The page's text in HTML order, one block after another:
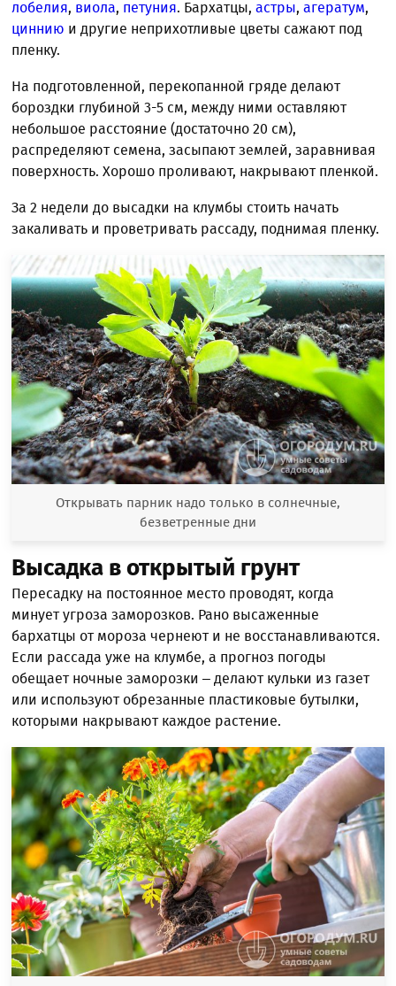
лобелия, виола, петуния. Бархатцы,астры,агератум,
циннию и другие неприхотливые цветы сажают под
пленку.
На подготовленной, перекопанной гряде делают
бороздки глубиной 3-5 см, между ними оставляют
небольшое расстояние (достаточно 20 см),
распределяют семена, засыпают землей, заравнивая
поверхность. Хорошо проливают, накрывают пленкой.
За 2 недели до высадки на клумбы стоить начать
закаливать и проветривать рассаду, поднимая пленку.
Открывать парник надо только в солнечные,
безветренные дни
Высадка в открытый грунт
Пересадку на постоянное место проводят, когда
минует угроза заморозков. Рано высаженные
бархатцы от мороза чернеют и не восстанавливаются.
Если рассада уже на клумбе, а прогноз погоды
обещает ночные заморозки – делают кульки из газет
или используют обрезанные пластиковые бутылки,
которыми накрывают каждое растение.